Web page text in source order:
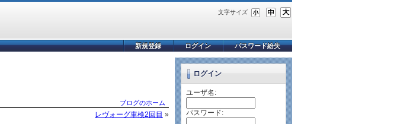
文字サイズ
パスワード紛失
ログイン
新規登録
ブログのホーム
レヴォーグ車検2回目 »
ログイン
ユーザ名:
パスワード: